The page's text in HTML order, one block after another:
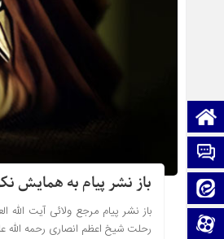
باز نشر پیام به همایش
باز نشر پیام مرجع ولائی آیت
رحلت شیخ اعظم انصاری رحمه الله علیه در ۱۸